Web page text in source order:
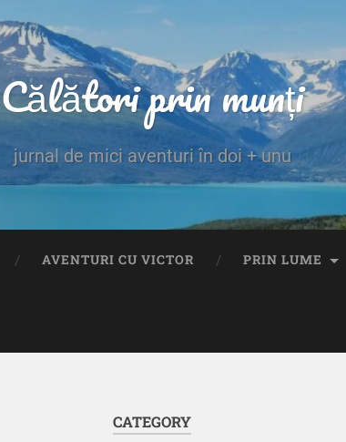
Călători prin munți
jurnal de mici aventuri în doi + unu
AVENTURI CU VICTOR PRIN LUME
CATEGORY